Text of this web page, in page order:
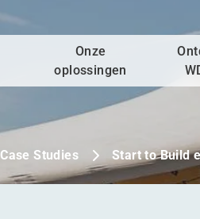
Onze
oplossingen
Case Studies Start to Build